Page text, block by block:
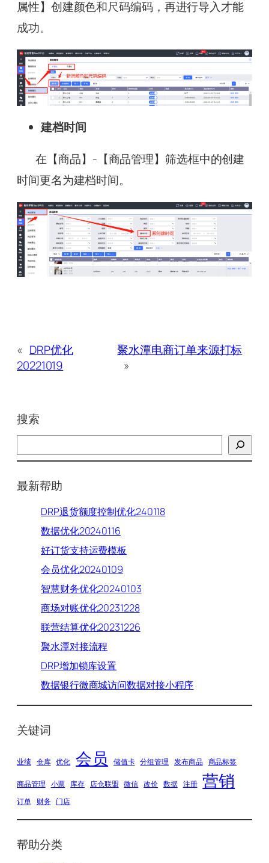
属性】创建颜色和尺码编码，再进行导入才能
成功。
建档时间
在【商品】-【商品管理】筛选框中的创建
时间更名为建档时间。
« DRP优化
20221019
聚水潭电商订单来源打标
»
搜索
索
最新帮助
DRP退货额度控制优化240118
数据优化20240116
好订货支持运费模板
会员优化20240109
智慧财务优化20240103
商场对账优化20231228
联营结算优化20231226
聚水潭对接流程
DRP增加锁库设置
数据银行微商城访问数据对接小程序
关键词
业绩 仓库 优化 会员 储值卡 分组管理 发布商品 商品标签
商品管理 小票 库存 店仓联盟 微信 改价 数据 注册 营销
订单 财务 门店
帮助分类